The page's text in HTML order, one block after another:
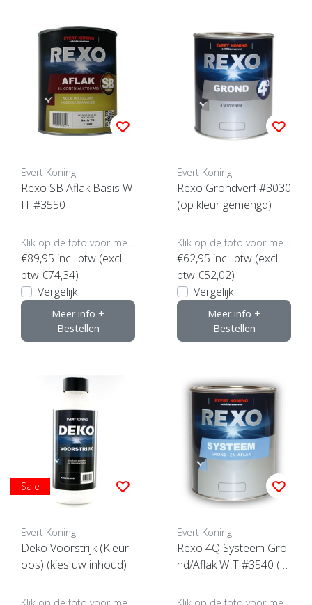
Evert Koning
Rexo SB Aflak Basis W
IT #3550
€89,95 incl. btw (excl.
btw €74,34)
Vergelijk
Meer info +
Bestellen
Evert Koning
Rexo Grondverf #3030
(op kleur gemengd)
€62,95 incl. btw (excl.
btw €52,02)
Vergelijk
Meer info +
Bestellen
Sale
Evert Koning
Deko Voorstrijk (Kleurl
oos) (kies uw inhoud)
Evert Koning
Rexo 4Q Systeem Gro
nd/Aflak WIT #3540 (kli